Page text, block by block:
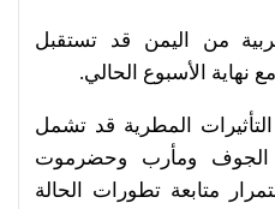
من اليمن قد تستقبل
نهاية الأسبوع الحالي.
المطرية قد تشمل
الجوف ومأرب وحضرموت
متابعة تطورات الحالة